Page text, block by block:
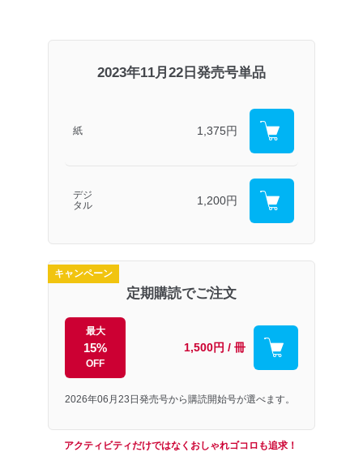
2023年11月22日発売号単品
紙 1,375円
デジ
タル
1,200円
キャンペーン
定期購読でご注文
最大
15%
OFF
1,500円 / 冊
2026年06月23日発売号から購読開始号が選べます。
アクティビティだけではなくおしゃれゴコロも追求！